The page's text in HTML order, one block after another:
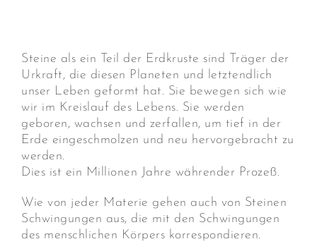
Steine als ein Teil der Erdkruste sind Träger der
Urkraft, die diesen Planeten und letztendlich
unser Leben geformt hat. Sie bewegen sich wie
wir im Kreislauf des Lebens. Sie werden
geboren, wachsen und zerfallen, um tief in der
Erde eingeschmolzen und neu hervorgebracht zu
werden.
Dies ist ein Millionen Jahre währender Prozeß.
Wie von jeder Materie gehen auch von Steinen
Schwingungen aus, die mit den Schwingungen
des menschlichen Körpers korrespondieren.